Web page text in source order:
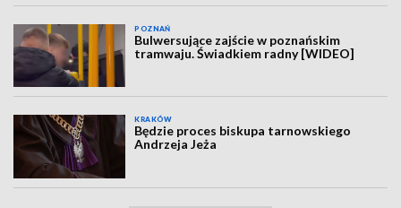
POZNAŃ
Bulwersujące zajście w poznańskim
tramwaju. Świadkiem radny [WIDEO]
KRAKÓW
Będzie proces biskupa tarnowskiego
Andrzeja Jeża